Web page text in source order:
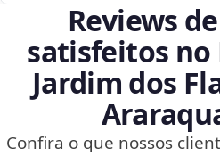
Reviews
satisfeitos no
Jardim dos
Confira o que nossos